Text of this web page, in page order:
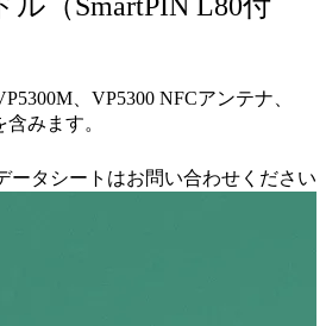
、VP5300 NFCアンテナ、
みます。
ータシートはお問い合わせください